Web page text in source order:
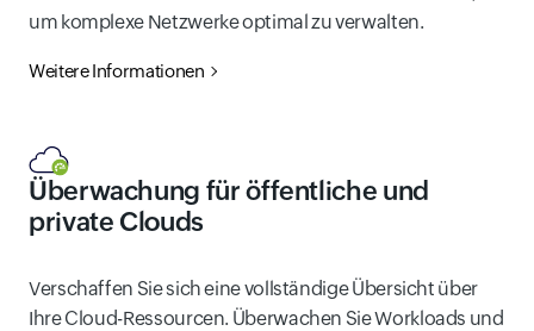
um komplexe Netzwerke optimal zu verwalten.
Weitere Informationen
Überwachung für öffentliche und
private Clouds
Verschaffen Sie sich eine vollständige Übersicht über
Ihre Cloud-Ressourcen. Überwachen Sie Workloads und